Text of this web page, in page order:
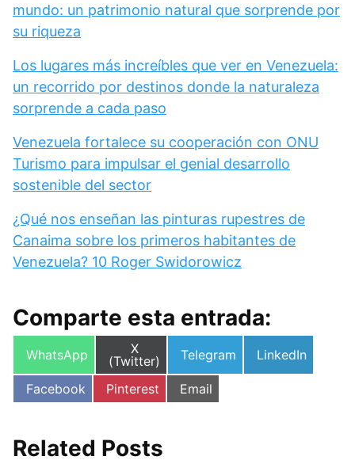
mundo: un patrimonio natural que sorprende por
su riqueza
Los lugares más increíbles que ver en Venezuela:
un recorrido por destinos donde la naturaleza
sorprende a cada paso
Venezuela fortalece su cooperación con ONU
Turismo para impulsar el genial desarrollo
sostenible del sector
¿Qué nos enseñan las pinturas rupestres de
Canaima sobre los primeros habitantes de
Venezuela? 10 Roger Swidorowicz
Comparte esta entrada:
Compartir
WhatsApp
Compartir
en
X
(Twitter)
Compartir
Telegram
Compartir
LinkedIn
Compartir
en
Facebook
Compartir
en
Pinterest
Compartir
en
Email
Related Posts